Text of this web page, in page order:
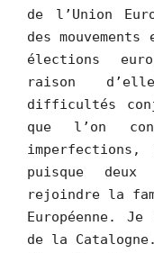
de l’Union
des
élections
raison
difficultés
que l’on
imperfections,
puisque deux
rejoindre la
Européenne.
de la